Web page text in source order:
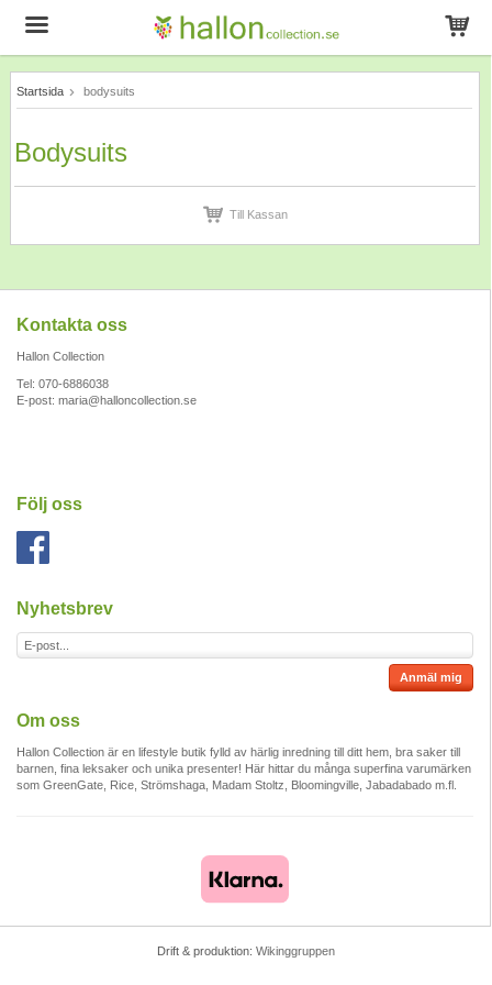
Produkten har blivit tillagd i varukorgen
Startsida bodysuits
Bodysuits
Till Kassan
Kontakta oss
Hallon Collection
Tel: 070-6886038
E-post: maria@halloncollection.se
Följ oss
Nyhetsbrev
Anmäl mig
Om oss
Hallon Collection är en lifestyle butik fylld av härlig inredning till ditt hem, bra saker till
barnen, fina leksaker och unika presenter! Här hittar du många superfina varumärken
som GreenGate, Rice, Strömshaga, Madam Stoltz, Bloomingville, Jabadabado m.fl.
Drift & produktion: Wikinggruppen